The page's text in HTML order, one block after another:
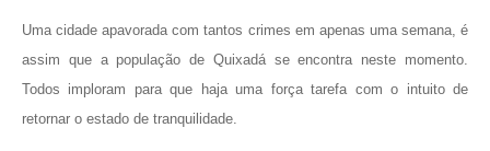
Uma cidade apavorada com tantos crimes em apenas uma semana, é
assim que a população de Quixadá se encontra neste momento.
Todos imploram para que haja uma força tarefa com o intuito de
retornar o estado de tranquilidade.